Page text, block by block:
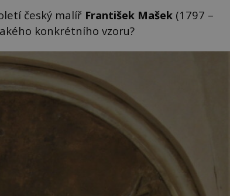
český malíř František Mašek (1797 –
konkrétního vzoru?